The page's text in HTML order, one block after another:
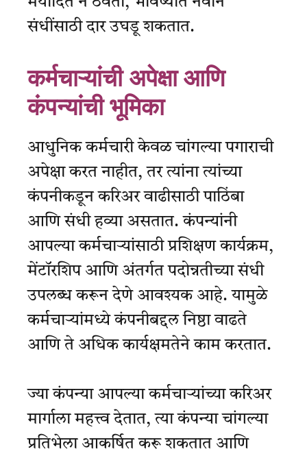
संधींसाठी दार उघडू शकतात.
कर्मचाऱ्यांची अपेक्षा आणि
कंपन्यांची भूमिका
आधुनिक कर्मचारी केवळ चांगल्या पगाराची
अपेक्षा करत नाहीत, तर त्यांना त्यांच्या
कंपनीकडून करिअर वाढीसाठी पाठिंबा
आणि संधी हव्या असतात. कंपन्यांनी
आपल्या कर्मचाऱ्यांसाठी प्रशिक्षण कार्यक्रम,
मेंटॉरशिप आणि अंतर्गत पदोन्नतीच्या संधी
उपलब्ध करून देणे आवश्यक आहे. यामुळे
कर्मचाऱ्यांमध्ये कंपनीबद्दल निष्ठा वाढते
आणि ते अधिक कार्यक्षमतेने काम करतात.
ज्या कंपन्या आपल्या कर्मचाऱ्यांच्या करिअर
मार्गाला महत्त्व देतात, त्या कंपन्या चांगल्या
प्रतिभेला आकर्षित करू शकतात आणि